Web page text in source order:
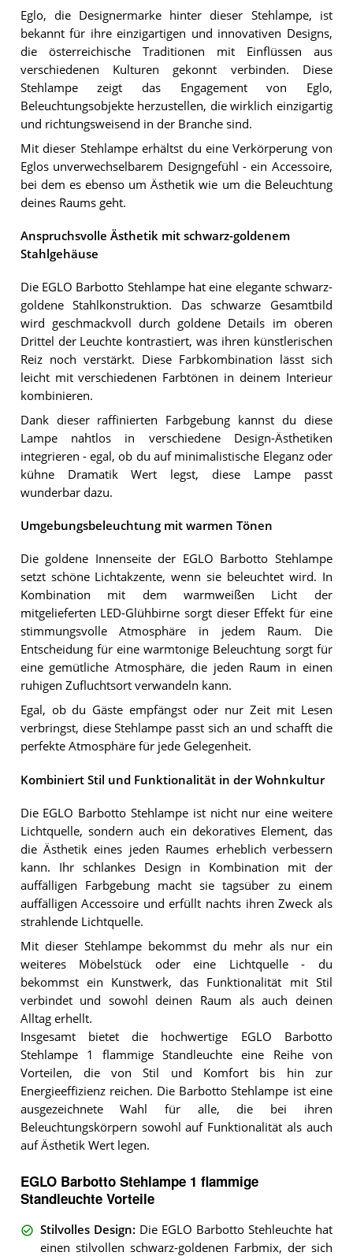
Eglo, die Designermarke hinter dieser Stehlampe, ist
bekannt für ihre einzigartigen und innovativen Designs,
die österreichische Traditionen mit Einflüssen aus
verschiedenen Kulturen gekonnt verbinden. Diese
Stehlampe zeigt das Engagement von Eglo,
Beleuchtungsobjekte herzustellen, die wirklich einzigartig
und richtungsweisend in der Branche sind.
Mit dieser Stehlampe erhältst du eine Verkörperung von
Eglos unverwechselbarem Designgefühl - ein Accessoire,
bei dem es ebenso um Ästhetik wie um die Beleuchtung
deines Raums geht.
Anspruchsvolle Ästhetik mit schwarz-goldenem
Stahlgehäuse
Die EGLO Barbotto Stehlampe hat eine elegante schwarz-
goldene Stahlkonstruktion. Das schwarze Gesamtbild
wird geschmackvoll durch goldene Details im oberen
Drittel der Leuchte kontrastiert, was ihren künstlerischen
Reiz noch verstärkt. Diese Farbkombination lässt sich
leicht mit verschiedenen Farbtönen in deinem Interieur
kombinieren.
Dank dieser raffinierten Farbgebung kannst du diese
Lampe nahtlos in verschiedene Design-Ästhetiken
integrieren - egal, ob du auf minimalistische Eleganz oder
kühne Dramatik Wert legst, diese Lampe passt
wunderbar dazu.
Umgebungsbeleuchtung mit warmen Tönen
Die goldene Innenseite der EGLO Barbotto Stehlampe
setzt schöne Lichtakzente, wenn sie beleuchtet wird. In
Kombination mit dem warmweißen Licht der
mitgelieferten LED-Glühbirne sorgt dieser Effekt für eine
stimmungsvolle Atmosphäre in jedem Raum. Die
Entscheidung für eine warmtonige Beleuchtung sorgt für
eine gemütliche Atmosphäre, die jeden Raum in einen
ruhigen Zufluchtsort verwandeln kann.
Egal, ob du Gäste empfängst oder nur Zeit mit Lesen
verbringst, diese Stehlampe passt sich an und schafft die
perfekte Atmosphäre für jede Gelegenheit.
Kombiniert Stil und Funktionalität in der Wohnkultur
Die EGLO Barbotto Stehlampe ist nicht nur eine weitere
Lichtquelle, sondern auch ein dekoratives Element, das
die Ästhetik eines jeden Raumes erheblich verbessern
kann. Ihr schlankes Design in Kombination mit der
auffälligen Farbgebung macht sie tagsüber zu einem
auffälligen Accessoire und erfüllt nachts ihren Zweck als
strahlende Lichtquelle.
Mit dieser Stehlampe bekommst du mehr als nur ein
weiteres Möbelstück oder eine Lichtquelle - du
bekommst ein Kunstwerk, das Funktionalität mit Stil
verbindet und sowohl deinen Raum als auch deinen
Alltag erhellt.
Insgesamt bietet die hochwertige EGLO Barbotto
Stehlampe 1 flammige Standleuchte eine Reihe von
Vorteilen, die von Stil und Komfort bis hin zur
Energieeffizienz reichen. Die Barbotto Stehlampe ist eine
ausgezeichnete Wahl für alle, die bei ihren
Beleuchtungskörpern sowohl auf Funktionalität als auch
auf Ästhetik Wert legen.
EGLO Barbotto Stehlampe 1 flammige
Standleuchte Vorteile
Stilvolles Design: Die EGLO Barbotto Stehleuchte hat
einen stilvollen schwarz-goldenen Farbmix, der sich